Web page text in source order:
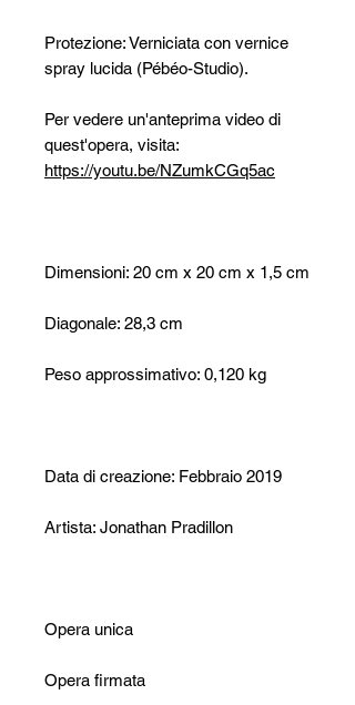
Protezione: Verniciata con vernice
spray lucida (Pébéo-Studio).
Per vedere un'anteprima video di
quest'opera, visita:
https://youtu.be/NZumkCGq5ac
Dimensioni: 20 cm x 20 cm x 1,5 cm
Diagonale: 28,3 cm
Peso approssimativo: 0,120 kg
Data di creazione: Febbraio 2019
Artista: Jonathan Pradillon
Opera unica
Opera firmata